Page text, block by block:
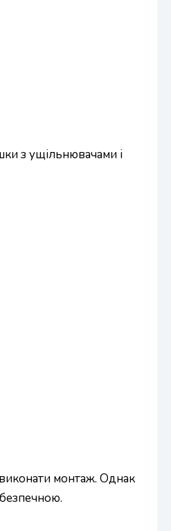
з ущільнювачами і
монтаж. Однак